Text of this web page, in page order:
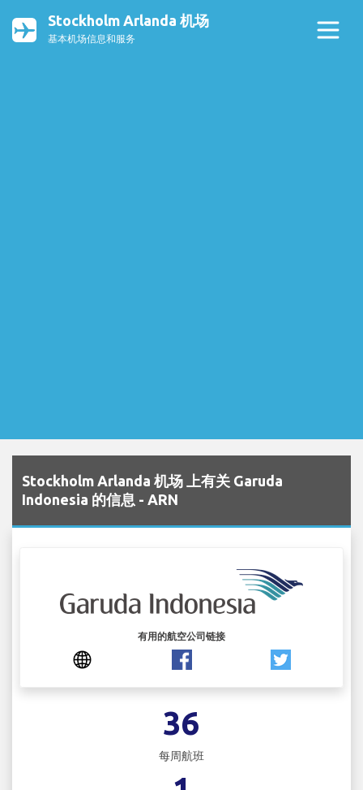
Stockholm Arlanda 机场
基本机场信息和服务
Stockholm Arlanda 机场 上有关 Garuda
Indonesia 的信息 - ARN
有用的航空公司链接
36
每周航班